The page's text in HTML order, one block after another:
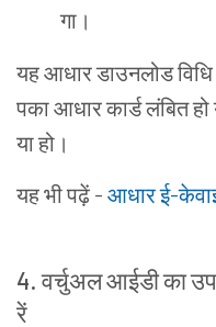
गा ।
यहआधारडाउनलोडविधि
पकाआधारकार्डलंबितहो
याहो ।
यहभीपढ़ें - आधारई-
4.वर्चुअलआईडीका
रें